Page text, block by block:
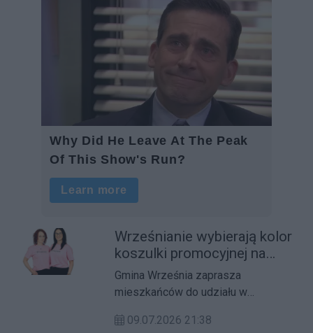
Wrześnianie wybierają kolor
koszulki promocyjnej na
2027 rok. Głosowanie trwa
do 17 lipca
Gmina Września zaprasza
mieszkańców do udziału w
promocyjnej na 2027 rok.
09.07.2026 21:38